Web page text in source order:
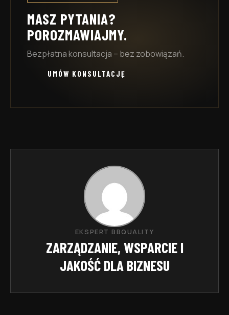
MASZ PYTANIA?
POROZMAWIAJMY.
Bezpłatna konsultacja – bez zobowiązań.
UMÓW KONSULTACJĘ
EKSPERT BBQUALITY
ZARZĄDZANIE, WSPARCIE I
JAKOŚĆ DLA BIZNESU